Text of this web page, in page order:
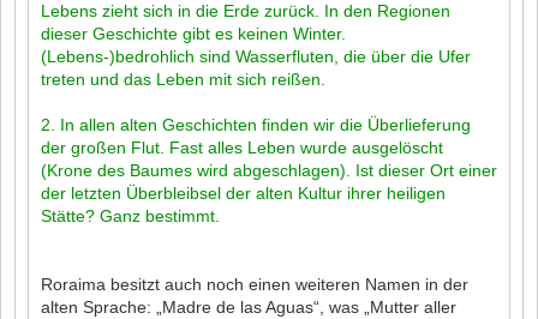
Lebens zieht sich in die Erde zurück. In den Regionen
dieser Geschichte gibt es keinen Winter.
(Lebens-)bedrohlich sind Wasserfluten, die über die Ufer
treten und das Leben mit sich reißen.
2. In allen alten Geschichten finden wir die Überlieferung
der großen Flut. Fast alles Leben wurde ausgelöscht
(Krone des Baumes wird abgeschlagen). Ist dieser Ort einer
der letzten Überbleibsel der alten Kultur ihrer heiligen
Stätte? Ganz bestimmt.
Roraima besitzt auch noch einen weiteren Namen in der
alten Sprache: „Madre de las Aguas“, was „Mutter aller